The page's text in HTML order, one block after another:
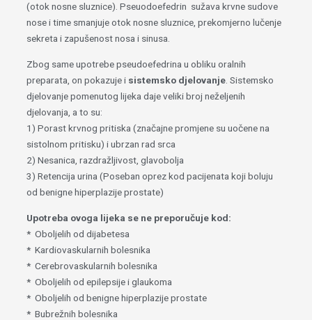
(otok nosne sluznice). Pseuodoefedrin sužava krvne sudove
nose i time smanjuje otok nosne sluznice, prekomjerno lučenje
sekreta i zapušenost nosa i sinusa.
Zbog same upotrebe pseudoefedrina u obliku oralnih
preparata, on pokazuje i sistemsko djelovanje . Sistemsko
djelovanje pomenutog lijeka daje veliki broj neželjenih
djelovanja, a to su:
1) Porast krvnog pritiska (značajne promjene su uočene na
sistolnom pritisku) i ubrzan rad srca
2) Nesanica, razdražljivost, glavobolja
3) Retencija urina (Poseban oprez kod pacijenata koji boluju
od benigne hiperplazije prostate)
Upotreba ovoga lijeka se ne preporučuje kod:
* Oboljelih od dijabetesa
* Kardiovaskularnih bolesnika
* Cerebrovaskularnih bolesnika
* Oboljelih od epilepsije i glaukoma
* Oboljelih od benigne hiperplazije prostate
* Bubrežnih bolesnika